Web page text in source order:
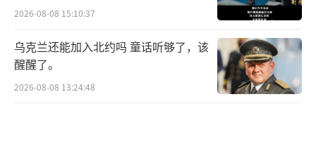
2026-08-08 15:10:37
乌克兰还能加入北约吗 童话听够了，该
醒醒了。
2026-08-08 13:24:48